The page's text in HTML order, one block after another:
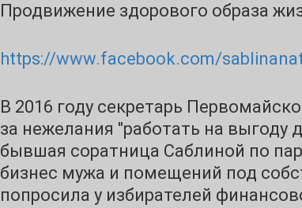
Продвижение здорового образа
https://www.facebook.com/
В 2016 году секретарь
за нежелания "работать на выгоду
бывшая соратница Саблиной по
бизнес мужа и помещений под
попросила у избирателей